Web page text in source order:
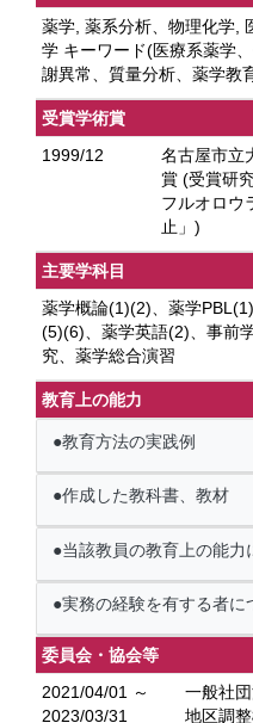
薬学, 薬系分析、物理化学,
学 キーワード(医療系薬学
謝異常、質量分析、薬学教
受賞学術賞
1999/12
名古屋市立
賞 (受賞研
フルオロウ
止」)
主要学科目
薬学概論(1)(2)、薬学
(5)(6)、薬学英語(2)、事前
究、薬学総合演習
教育上の能力
●教育方法の実践例
●作成した教科書、教材
●当該教員の教育上の能力
●実務の経験を有する者に
委員会・協会等
2021/04/01 ～
2023/03/31
一般社
地区調